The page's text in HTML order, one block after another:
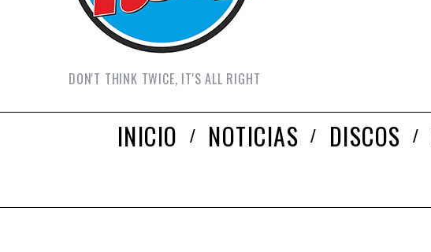
DON'T THINK TWICE, IT'S ALL RIGHT
INICIO NOTICIAS DISCOS